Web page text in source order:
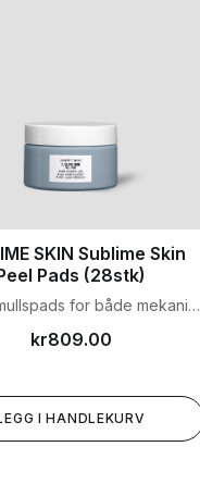
SKIN Sublime Skin
Pads (28stk)
for både mekanisk
og oppnå en freshere
kr809.00
I HANDLEKURV